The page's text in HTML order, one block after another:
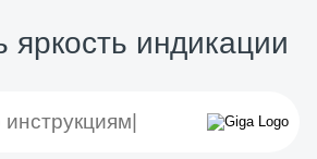
яркость индикации